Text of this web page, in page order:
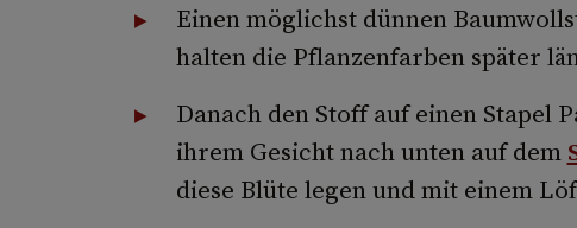
Einen möglichst dünnen
halten die Pflanzenfarben später
Danach den Stoff auf einen Stapel
ihrem Gesicht nach unten auf dem
diese Blüte legen und mit einem